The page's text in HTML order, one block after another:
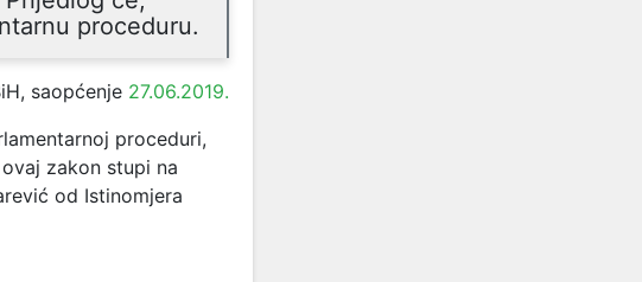
proceduru.
saopćenje 27.06.2019.
proceduri,
zakon stupi na
od Istinomjera